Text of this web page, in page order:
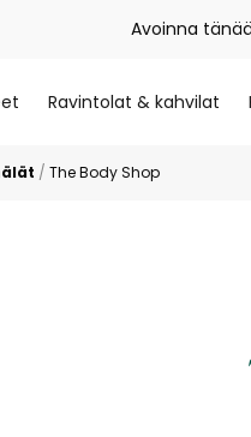
Avoinna
Ravintolat & kahvilat
/ The Body Shop